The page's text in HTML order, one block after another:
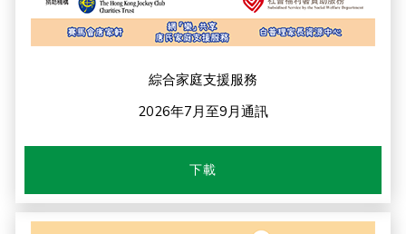
綜合家庭支援服務
2026年7月至9月通訊
下載